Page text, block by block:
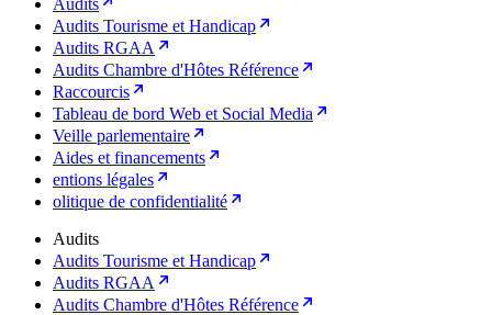
Audits
Audits Tourisme et Handicap
Audits RGAA
Audits Chambre d'Hôtes Référence
Raccourcis
Tableau de bord Web et Social Media
Veille parlementaire
Aides et financements
entions légales
olitique de confidentialité
Audits
Audits Tourisme et Handicap
Audits RGAA
Audits Chambre d'Hôtes Référence